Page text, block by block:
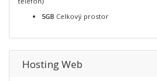
5GB Celkový prostor
Hosting Web